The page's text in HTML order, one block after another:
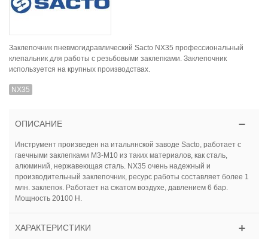
Заклепочник пневмогидравлический Sacto NX35 профессиональный
клепальник для работы с резьбовыми заклепками. Заклепочник
используется на крупных производствах.
NX35
ОПИСАНИЕ
Инструмент произведен на итальянской заводе Sacto, работает с
гаечными заклепками M3-M10 из таких материалов, как сталь,
алюминий, нержавеющая сталь. NX35 очень надежный и
производительный заклепочник, ресурс работы составляет более 1
млн. заклепок. Работает на сжатом воздухе, давлением 6 бар.
Мощность 20100 Н.
ХАРАКТЕРИСТИКИ